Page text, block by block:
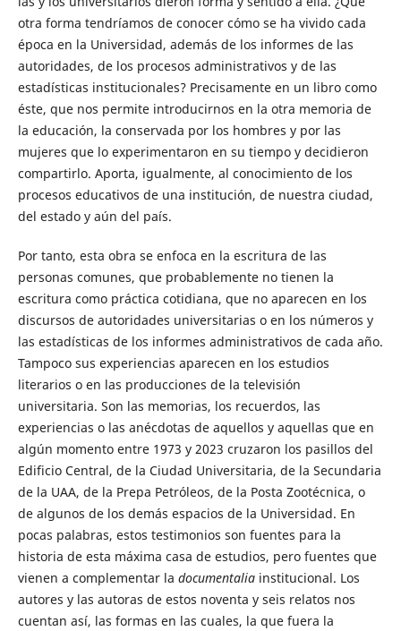
otra forma tendríamos de conocer cómo se ha vivido cada
época en la Universidad, además de los informes de las
autoridades, de los procesos administrativos y de las
estadísticas institucionales? Precisamente en un libro como
éste, que nos permite introducirnos en la otra memoria de
la educación, la conservada por los hombres y por las
mujeres que lo experimentaron en su tiempo y decidieron
compartirlo. Aporta, igualmente, al conocimiento de los
procesos educativos de una institución, de nuestra ciudad,
del estado y aún del país.
Por tanto, esta obra se enfoca en la escritura de las
personas comunes, que probablemente no tienen la
escritura como práctica cotidiana, que no aparecen en los
discursos de autoridades universitarias o en los números y
las estadísticas de los informes administrativos de cada año.
Tampoco sus experiencias aparecen en los estudios
literarios o en las producciones de la televisión
universitaria. Son las memorias, los recuerdos, las
experiencias o las anécdotas de aquellos y aquellas que en
algún momento entre 1973 y 2023 cruzaron los pasillos del
Edificio Central, de la Ciudad Universitaria, de la Secundaria
de la UAA, de la Prepa Petróleos, de la Posta Zootécnica, o
de algunos de los demás espacios de la Universidad. En
pocas palabras, estos testimonios son fuentes para la
historia de esta máxima casa de estudios, pero fuentes que
vienen a complementar la documentaliainstitucional. Los
autores y las autoras de estos noventa y seis relatos nos
cuentan así, las formas en las cuales, la que fuera la